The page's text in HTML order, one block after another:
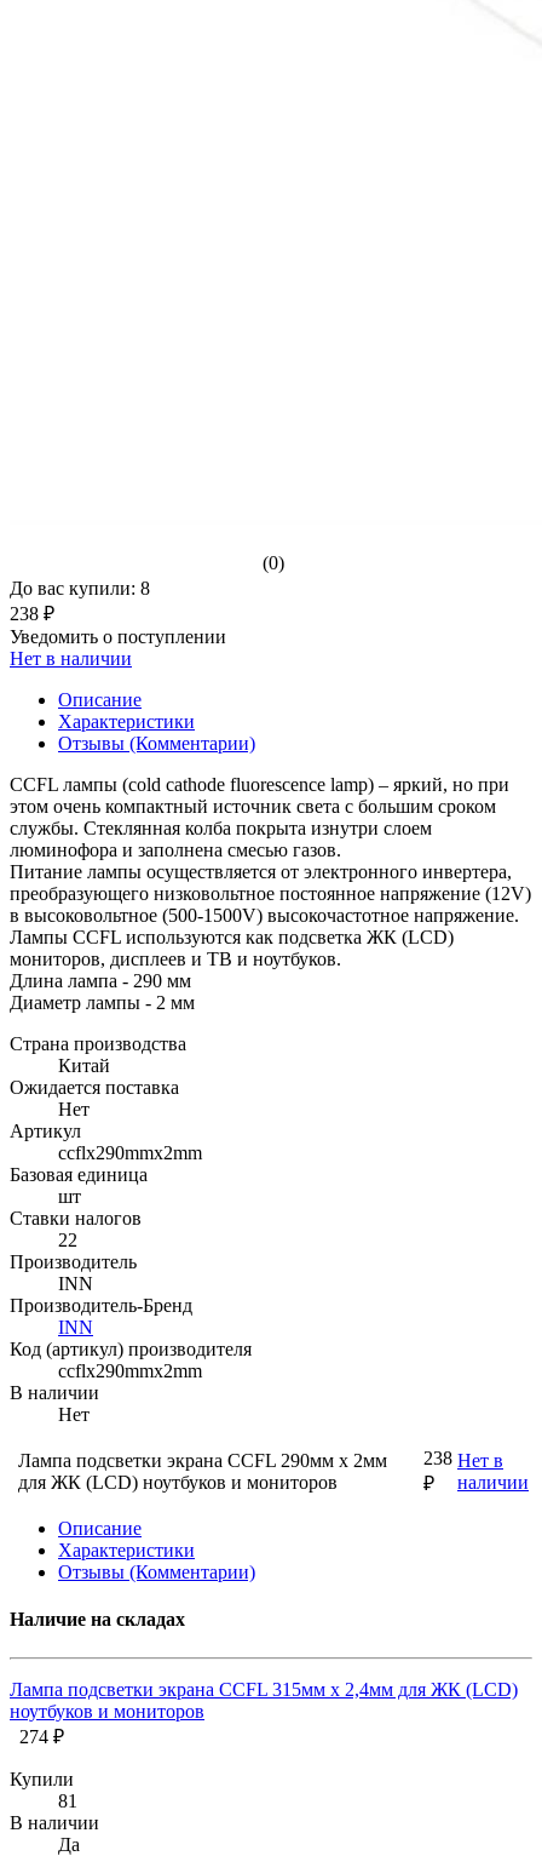
(0)
До вас купили: 8
238 ₽
Уведомить о поступлении
Нет в наличии
Описание
Характеристики
Отзывы (Комментарии)
CCFL лампы (cold cathode fluorescence lamp) – яркий, но при
этом очень компактный источник света с большим сроком
службы. Стеклянная колба покрыта изнутри слоем
люминофора и заполнена смесью газов.
Питание лампы осуществляется от электронного инвертера,
преобразующего низковольтное постоянное напряжение (12V)
в высоковольтное (500-1500V) высокочастотное напряжение.
Лампы CCFL используются как подсветка ЖК (LCD)
мониторов, дисплеев и ТВ и ноутбуков.
Длина лампа - 290 мм
Диаметр лампы - 2 мм
Страна производства
Китай
Ожидается поставка
Нет
Артикул
ccflx290mmx2mm
Базовая единица
шт
Ставки налогов
22
Производитель
INN
Производитель-Бренд
INN
Код (артикул) производителя
ccflx290mmx2mm
В наличии
Нет
Лампа подсветки экрана CCFL 290мм х 2мм
для ЖК (LCD) ноутбуков и мониторов
238
₽
Нет в
наличии
Описание
Характеристики
Отзывы (Комментарии)
Наличие на складах
Лампа подсветки экрана CCFL 315мм х 2,4мм для ЖК (LCD)
ноутбуков и мониторов
274 ₽
Купили
81
В наличии
Да